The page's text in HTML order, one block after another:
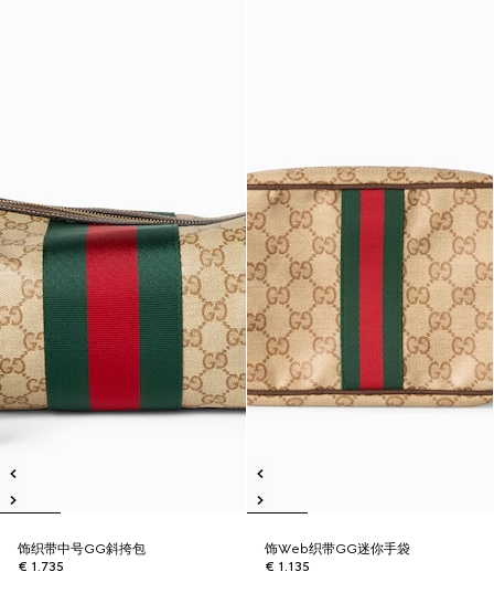
饰织带中号GG斜挎包
€ 1.735
饰Web织带GG迷你手袋
€ 1.135